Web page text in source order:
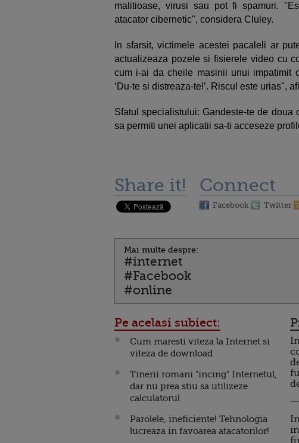
malitioase, virusi sau pot fi spamuri.
atacator cibernetic", considera Cluley.
In sfarsit, victimele acestei pacaleli ar
actualizeaza pozele si fisierele video cu
cum i-ai da cheile masinii unui impatimit
‘Du-te si distreaza-te!’. Riscul este urias",
Sfatul specialistului: Gandeste-te de
sa permiti unei aplicatii sa-ti acceseze
Share it! Connect
Facebook Twitter
Mai multe despre:
#internet
#Facebook
#online
Pe acelasi subiect:
Cum maresti viteza la Internet si
viteza de download
Tinerii romani "incing" Internetul,
dar nu prea stiu sa utilizeze
calculatorul
Parolele, ineficiente! Tehnologia
lucreaza in favoarea atacatorilor!